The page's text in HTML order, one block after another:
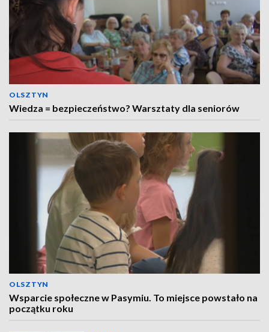
OLSZTYN
Wiedza = bezpieczeństwo? Warsztaty dla seniorów
OLSZTYN
Wsparcie społeczne w Pasymiu. To miejsce powstało na
początku roku